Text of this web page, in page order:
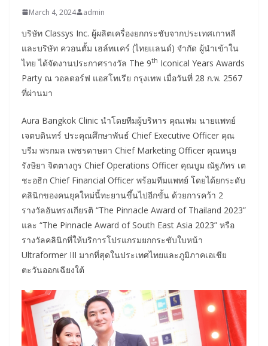
March 4, 2024 admin
บริษัท Classys Inc. ผู้ผลิตเครื่องยกกระชับจากประเทศเกาหลี
และบริษัท ควอนตั้ม เฮล์ทเเคร์ (ไทยเเลนด์) จำกัด ผู้นำเข้าใน
ไทย ได้จัดงานประกาศรางวัล The 9th Iconical Years Awards
Party ณ วอลดอร์ฟ แอสโทเรีย กรุงเทพ เมื่อวันที่ 28 ก.พ. 2567
ที่ผ่านมา
Aura Bangkok Clinic นำโดยทีมผู้บริหาร คุณเฟม นายแพทย์
เจตบดินทร์ ประคุณศึกษาพันธ์ Chief Executive Officer คุณ
บรีม พรกมล เพชรดาษดา Chief Marketing Officer คุณหนุย
รังษิยา จิตตางกูร Chief Operations Officer คุณบูม ณัฐภัทร เต
ชะอธิก Chief Financial Officer พร้อมทีมแพทย์ โดยได้ยกระดับ
คลินิกของคนยุคใหม่นี้ทะยานขึ้นไปอีกขั้น ด้วยการคว้า 2
รางวัลอันทรงเกียรติ “The Pinnacle Award of Thailand 2023”
และ “The Pinnacle Award of South East Asia 2023” หรือ
รางวัลคลินิกที่ให้บริการโปรแกรมยกกระชับใบหน้า
Ultraformer III มากที่สุดในประเทศไทยและภูมิภาคเอเชีย
ตะวันออกเฉียงใต้